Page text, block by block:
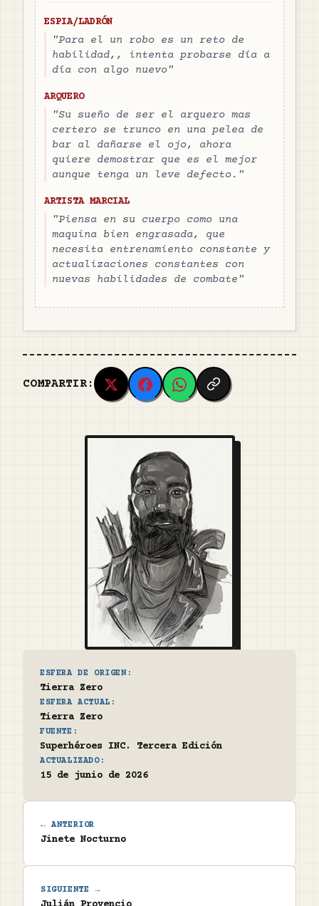
ESFERA DE ORIGEN:
Tierra Zero
ESFERA ACTUAL:
Tierra Zero
FUENTE:
Superhéroes INC. Tercera Edición
ACTUALIZADO:
15 de junio de 2026
← ANTERIOR
Jinete Nocturno
SIGUIENTE →
ESPIA/LADRÓN
"Para el un robo es un reto de
habilidad,, intenta probarse día a
día con algo nuevo"
ARQUERO
"Su sueño de ser el arquero mas
certero se trunco en una pelea de
bar al dañarse el ojo, ahora
quiere demostrar que es el mejor
aunque tenga un leve defecto. "
ARTISTA MARCIAL
"Piensa en su cuerpo como una
maquina bien engrasada, que
necesita entrenamiento constante y
actualizaciones constantes con
nuevas habilidades de combate"
COMPARTIR: